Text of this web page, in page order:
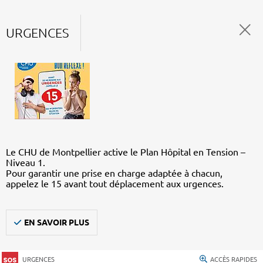
URGENCES
Le CHU de Montpellier active le Plan Hôpital en Tension –
Niveau 1.
Pour garantir une prise en charge adaptée à chacun,
appelez le 15 avant tout déplacement aux urgences.
EN SAVOIR PLUS
URGENCES ACCÈS RAPIDES